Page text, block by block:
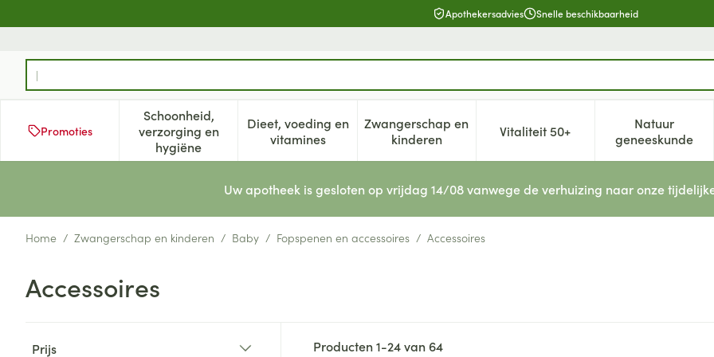
Apothekersadvies Snelle beschikbaarheid
Product, merk, categorie...
Promoties
Schoonheid,
verzorging en
hygiëne
Toon submenu voor Schoonheid, verzorging en hygiëne categorie
Dieet, voeding en
vitaminesToon submenu voor Dieet, voeding en vitamines categorie
Zwangerschap en
kinderenToon submenu voor Zwangerschap en kinderen
Vitaliteit 50+Toon submenu voor Vitaliteit
Natuur
geneeskunde
Toon
Uw apotheek is gesloten op vrijdag 14/08 vanwege de verhuizing naar onze
Home / Zwangerschap en kinderen / Baby / Fopspenen en accessoires / Accessoires
Accessoires
Prijs
Producten1-24van 64